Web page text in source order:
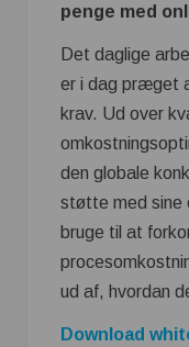
penge med
Det daglige
er i dag præget
krav. Ud over
den globale
støtte med sine
bruge til at
ud af, hvordan
Download